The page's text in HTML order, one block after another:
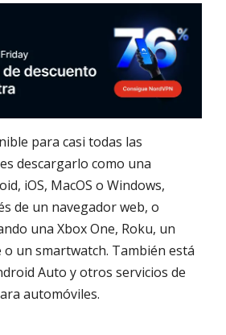
para casi todas las
descargarlo como una
iOS, MacOS o Windows,
de un navegador web, o
una Xbox One, Roku, un
un smartwatch. También está
Auto y otros servicios de
automóviles.